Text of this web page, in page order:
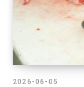
2026-06-05